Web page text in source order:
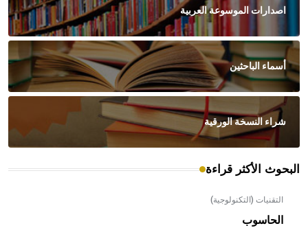
اصدارات الموسوعة العربية
أسماء الباحثين
شراء النسخة الورقية
البحوث الأكثر قراءة
التقنيات (التكنولوجية)
الحاسوب